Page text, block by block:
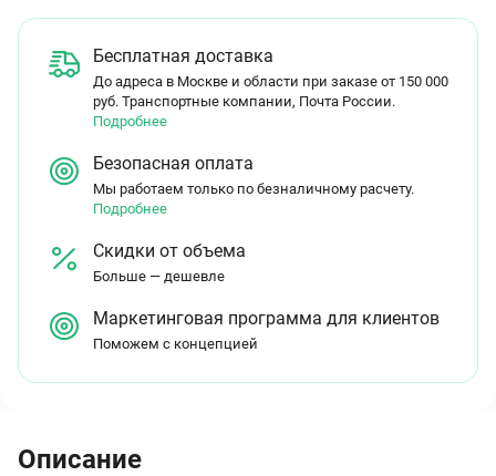
Бесплатная доставка
До адреса в Москве и области при заказе от 150 000
руб. Транспортные компании, Почта России.
Подробнее
Безопасная оплата
Мы работаем только по безналичному расчету.
Подробнее
Скидки от объема
Больше — дешевле
Маркетинговая программа для клиентов
Поможем с концепцией
Описание